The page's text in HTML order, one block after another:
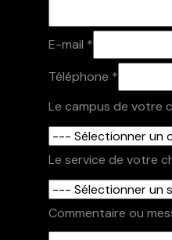
E-mail *
Téléphone *
Téléphone
service
Commentaire
Le campus de votre
Le service de votre
Commentaire ou